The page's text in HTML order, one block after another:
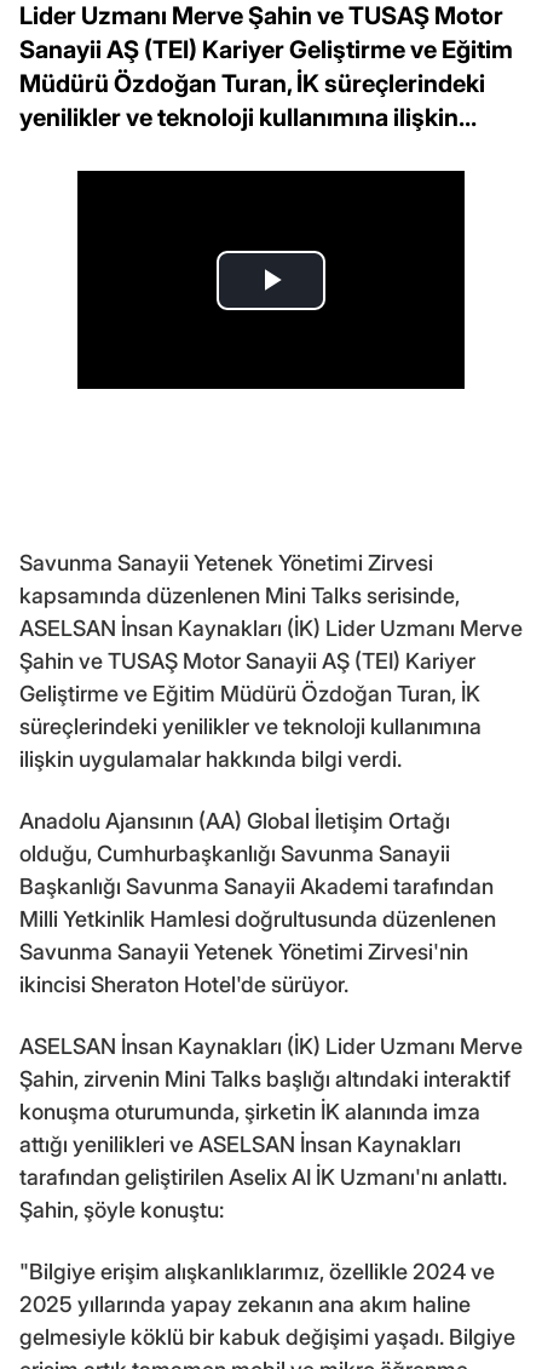
Lider Uzmanı Merve Şahin ve TUSAŞ Motor
Sanayii AŞ (TEI) Kariyer Geliştirme ve Eğitim
Müdürü Özdoğan Turan, İK süreçlerindeki
yenilikler ve teknoloji kullanımına ilişkin...
Savunma Sanayii Yetenek Yönetimi Zirvesi
kapsamında düzenlenen Mini Talks serisinde,
ASELSAN İnsan Kaynakları (İK) Lider Uzmanı Merve
Şahin ve TUSAŞ Motor Sanayii AŞ (TEI) Kariyer
Geliştirme ve Eğitim Müdürü Özdoğan Turan, İK
süreçlerindeki yenilikler ve teknoloji kullanımına
ilişkin uygulamalar hakkında bilgi verdi.
Anadolu Ajansının (AA) Global İletişim Ortağı
olduğu, Cumhurbaşkanlığı Savunma Sanayii
Başkanlığı Savunma Sanayii Akademi tarafından
Milli Yetkinlik Hamlesi doğrultusunda düzenlenen
Savunma Sanayii Yetenek Yönetimi Zirvesi'nin
ikincisi Sheraton Hotel'de sürüyor.
ASELSAN İnsan Kaynakları (İK) Lider Uzmanı Merve
Şahin, zirvenin Mini Talks başlığı altındaki interaktif
konuşma oturumunda, şirketin İK alanında imza
attığı yenilikleri ve ASELSAN İnsan Kaynakları
tarafından geliştirilen Aselix AI İK Uzmanı'nı anlattı.
Şahin, şöyle konuştu:
"Bilgiye erişim alışkanlıklarımız, özellikle 2024 ve
2025 yıllarında yapay zekanın ana akım haline
gelmesiyle köklü bir kabuk değişimi yaşadı. Bilgiye